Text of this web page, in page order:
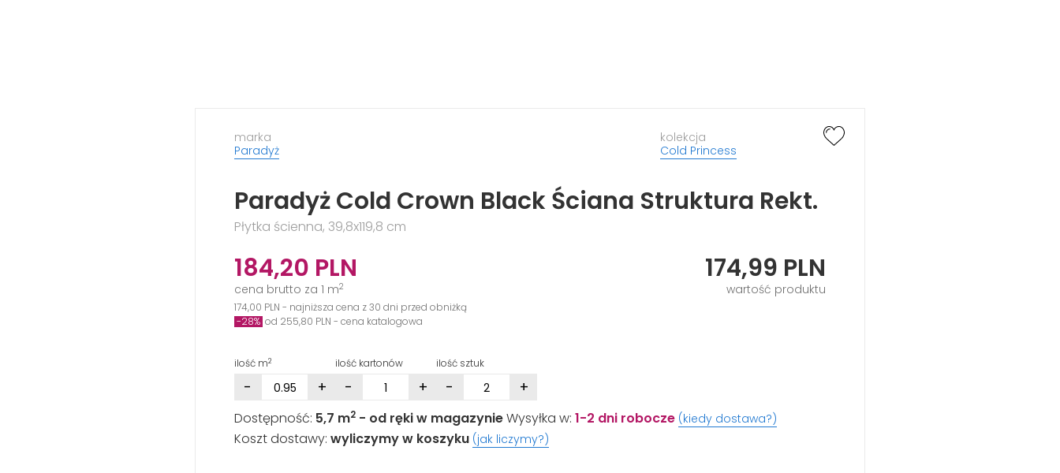
marka
Paradyż
kolekcja
Cold Princess
Paradyż Cold Crown Black Ściana Struktura Rekt.
Płytka ścienna, 39,8x119,8 cm
184,20 PLN
cena brutto za 1 m2
174,99 PLN
wartość produktu
174,00 PLN - najniższa cena z 30 dni przed obniżką
-28% od 255,80 PLN - cena katalogowa
ilość m2
- +
ilość kartonów
- +
ilość sztuk
- +
Dostępność: 5,7 m2 - od ręki w magazynieWysyłka w: 1-2 dni robocze (kiedy dostawa?)
Koszt dostawy: wyliczymy w koszyku (jak liczymy?)